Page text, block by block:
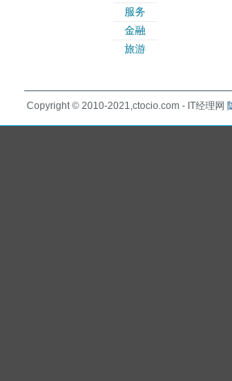
服务
金融
旅游
Copyright © 2010-2021,ctocio.com - IT经理网